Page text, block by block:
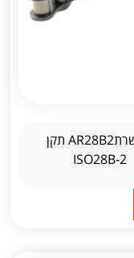
ISO28B-2